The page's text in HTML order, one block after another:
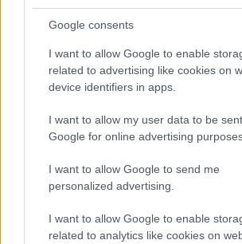
Google consents
I want to allow Google to enable
related to advertising like cookies on
device identifiers in apps.
I want to allow my user data to be
Google for online advertising
I want to allow Google to send me
personalized advertising.
I want to allow Google to enable
related to analytics like cookies on
ΔΙΑΒΑΣΤΕ ΠΕΡΙΣΣΟΤΕΡΑ ΜΊΛΤΟΣ ΤΕΝΤΌΓΛΟΥ